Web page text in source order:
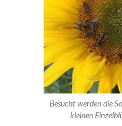
Besucht werden die
kleinen